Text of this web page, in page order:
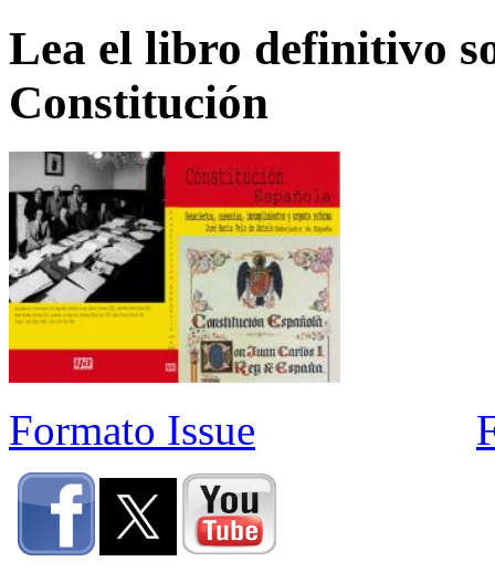
Lea el libro definitivo
Constitución
Formato Issue